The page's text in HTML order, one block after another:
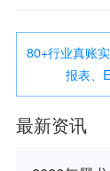
80+行业真账
报表、
最新资讯